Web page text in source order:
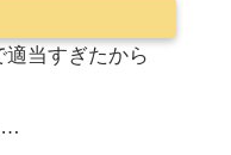
適当すぎたから
…